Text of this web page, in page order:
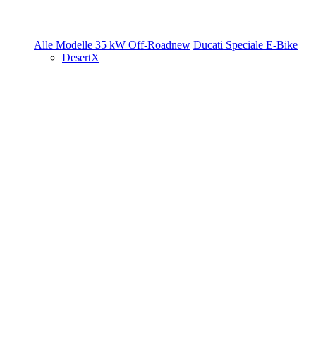
Alle Modelle 35 kW Off-Roadnew Ducati Speciale E-Bike
DesertX